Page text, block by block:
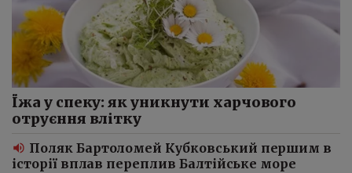
Їжа у спеку: як уникнути харчового
отруєння влітку
Поляк Бартоломей Кубковський першим в
історії вплав переплив Балтійське море